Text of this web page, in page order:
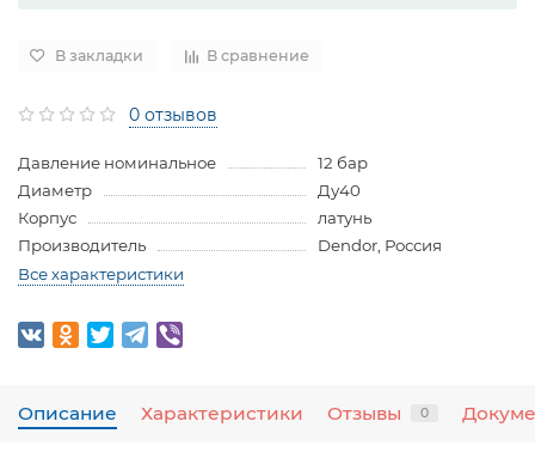
В закладки В сравнение
0 отзывов
Давление номинальное
12 бар
Диаметр
Ду40
Корпус
латунь
Производитель
Dendor, Россия
Все характеристики
Описание Характеристики Отзывы 0